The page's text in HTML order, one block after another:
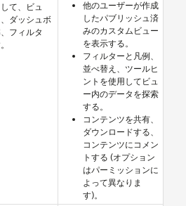
て、ビュ
ダッシュボ
フィルタ
他のユーザーが作成
したパブリッシュ済
みのカスタムビュー
を表示する。
フィルターと凡例、
並べ替え、ツールヒ
ントを使用してビュ
ー内のデータを探索
する。
コンテンツを共有、
ダウンロードする、
コンテンツにコメン
トする (オプション
はパーミッションに
よって異なりま
す)。